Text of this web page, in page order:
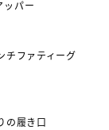
ッパー
チファティーグ
の履き口